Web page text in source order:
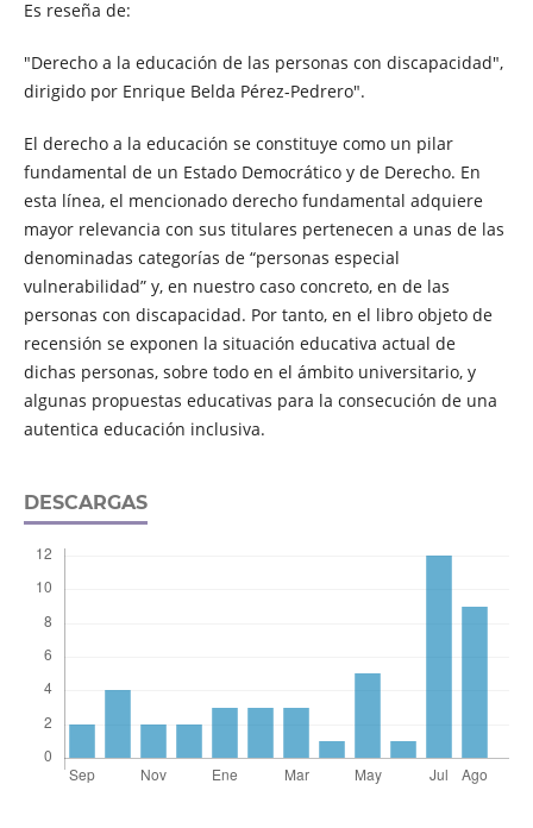
Es reseña de:
"Derecho a la educación de las personas con discapacidad",
dirigido por Enrique Belda Pérez-Pedrero".
El derecho a la educación se constituye como un pilar
fundamental de un Estado Democrático y de Derecho. En
esta línea, el mencionado derecho fundamental adquiere
mayor relevancia con sus titulares pertenecen a unas de las
denominadas categorías de “personas especial
vulnerabilidad” y, en nuestro caso concreto, en de las
personas con discapacidad. Por tanto, en el libro objeto de
recensión se exponen la situación educativa actual de
dichas personas, sobre todo en el ámbito universitario, y
algunas propuestas educativas para la consecución de una
autentica educación inclusiva.
DESCARGAS